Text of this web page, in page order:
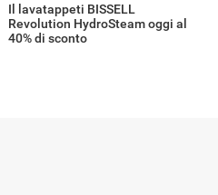
Il lavatappeti BISSELL
Revolution HydroSteam oggi al
40% di sconto